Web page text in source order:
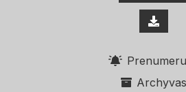
Archyvas